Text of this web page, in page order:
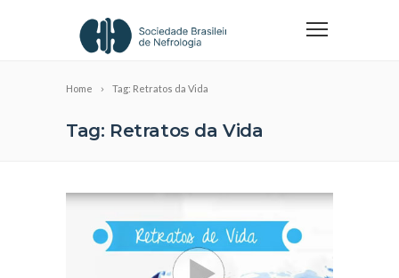
Home Tag: Retratos da Vida
Tag: Retratos da Vida